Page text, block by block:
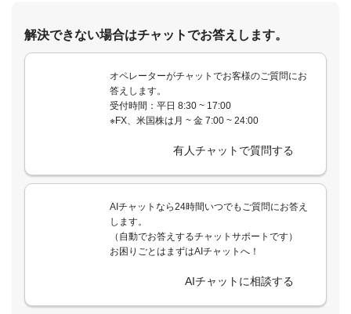
解決できない場合はチャットでお答えします。
オペレーターがチャットでお客様のご質問にお
答えします。
受付時間：平日 8:30 ~ 17:00
※FX、米国株は月 ~ 金 7:00 ~ 24:00
有人チャットで質問する
AIチャットなら24時間いつでもご質問にお答え
します。
（自動でお答えするチャットサポートです）
お困りごとはまずはAIチャットへ！
AIチャットに相談する